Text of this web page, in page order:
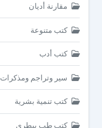
مقارنة أديان
كتب متنوعة
كتب أدب
سير وتراجم ومذكرات
كتب تنمية بشرية
كتب طب بيطرى